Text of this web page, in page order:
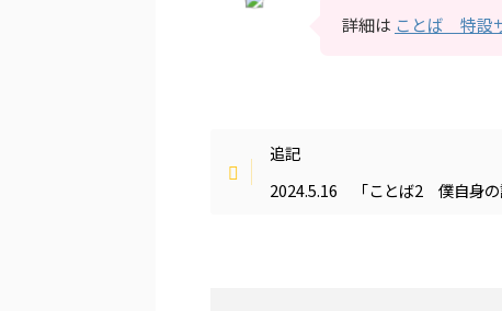
詳細は ことば 特設
追記
2024.5.16 「ことば2 僕自身の